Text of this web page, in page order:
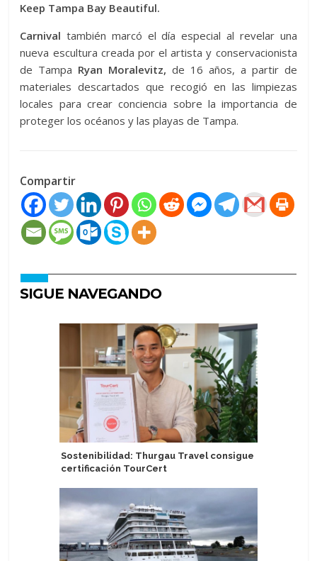
Keep Tampa Bay Beautiful.
Carnival también marcó el día especial al revelar una
nueva escultura creada por el artista y conservacionista
de Tampa Ryan Moralevitz, de 16 años, a partir de
materiales descartados que recogió en las limpiezas
locales para crear conciencia sobre la importancia de
proteger los océanos y las playas de Tampa.
Compartir
SIGUE NAVEGANDO
Sostenibilidad: Thurgau Travel consigue
certificación TourCert